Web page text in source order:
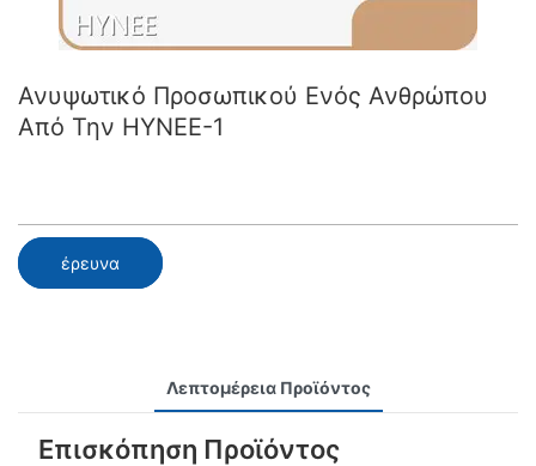
Ανυψωτικό Προσωπικού Ενός Ανθρώπου
Από Την HYNEE-1
έρευνα
Λεπτομέρεια Προϊόντος
Επισκόπηση Προϊόντος